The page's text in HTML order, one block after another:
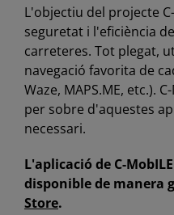
L'objectiu del projecte
seguretat i l'eficiència
carreteres. Tot plegat,
navegació favorita de
Waze, MAPS.ME, etc.).
per sobre d'aquestes
necessari.
L'aplicació de C-
disponible de manera
Store.